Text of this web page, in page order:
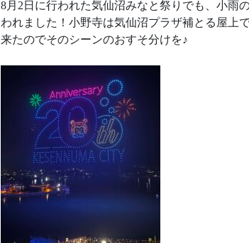
8月2日に行われた気仙沼みなと祭りでも、小雨
われました！小野寺は気仙沼プラザ補とる屋上
来たのでそのシーンのおすそ分けを♪